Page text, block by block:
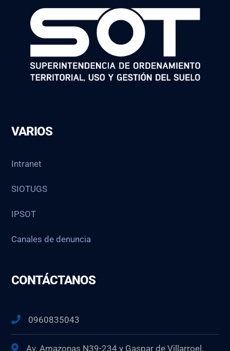
VARIOS
Intranet
SIOTUGS
IPSOT
Canales de denuncia
CONTÁCTANOS
0960835043
Av. Amazonas N39-234 y Gaspar de Villarroel,